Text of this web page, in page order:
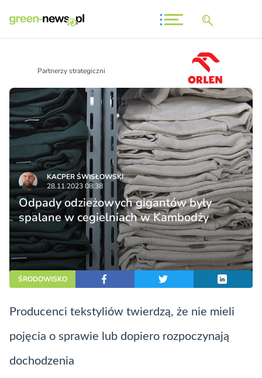
Partnerzy strategiczni
KACPER ŚWISŁO­WSKI
28.11.2023 08:38
Odpady odzieżowych gigantów były
spalane w cegielniach w Kambodży
ŚRODOWISKO
Producenci tekstyliów twierdzą, że nie mieli
pojęcia o sprawie lub dopiero rozpoczynają
dochodzenia